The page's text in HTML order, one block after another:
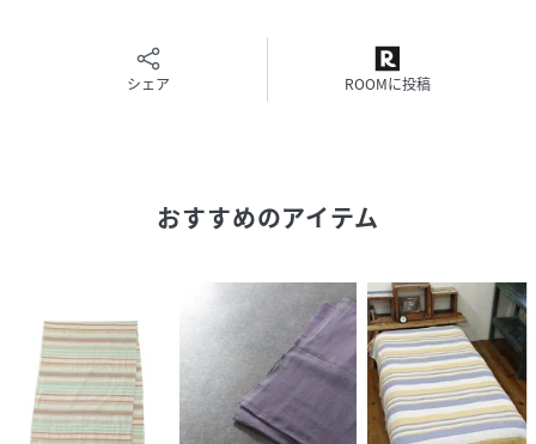
シェア ROOMに投稿
おすすめのアイテム